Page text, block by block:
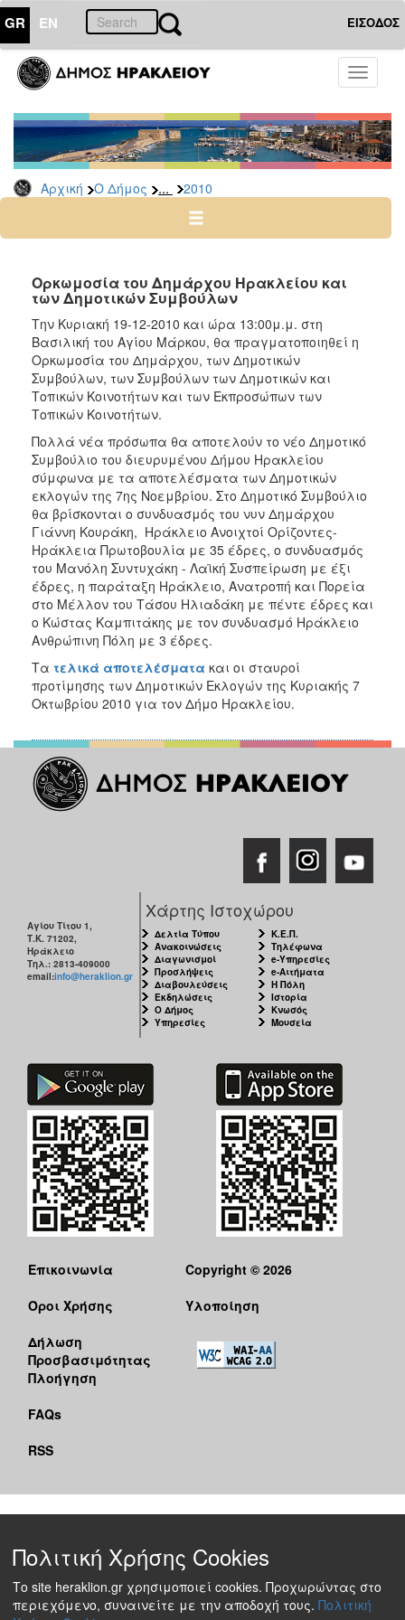
GR EN ΕΙΣΟΔΟΣ
Toggle
Αρχική Ο Δήμος ... 2010
ΔΗΜΟΣ
Δελτία
Τύπου
Αρχείο
2026
2024
2022
2021
2020
2019
2018
2017
2016
2015
2013
2012
2011
2010
2006
ΜΑΣ
ΠΟΛΙΤΙΣΜΟΣ
Ορκωμοσία του Δημάρχου Ηρακλείου και
των Δημοτικών Συμβούλων
Tην Κυριακή 19-12-2010 και ώρα 13:00μ.μ. στη
Βασιλική του Αγίου Μάρκου, θα πραγματοποιηθεί η
Ορκωμοσία του Δημάρχου, των Δημοτικών
Συμβούλων, των Συμβούλων των Δημοτικών και
Τοπικών Κοινοτήτων και των Εκπροσώπων των
Τοπικών Κοινοτήτων.
Πολλά νέα πρόσωπα θα αποτελούν το νέο Δημοτικό
Συμβούλιο του διευρυμένου Δήμου Ηρακλείου
σύμφωνα με τα αποτελέσματα των Δημοτικών
εκλογών της 7ης Νοεμβρίου. Στο Δημοτικό Συμβούλιο
θα βρίσκονται ο συνδυασμός του νυν Δημάρχου
Γιάννη Κουράκη, Ηράκλειο Ανοιχτοί Ορίζοντες-
Ηράκλεια Πρωτοβουλία με 35 έδρες, ο συνδυασμός
του Μανόλη Συντυχάκη - Λαϊκή Συσπείρωση με έξι
έδρες, η παράταξη Ηράκλειο, Ανατροπή και Πορεία
στο Μέλλον του Τάσου Ηλιαδάκη με πέντε έδρες και
ο Κώστας Καμπιτάκης με τον συνδυασμό Ηράκλειο
Ανθρώπινη Πόλη με 3 έδρες.
Τα τελικά αποτελέσματα και οι σταυροί
προτίμησης των Δημοτικών Εκλογών της Κυριακής 7
Οκτωβρίου 2010 για τον Δήμο Ηρακλείου.
Αγίου Τίτου 1,
Τ.Κ. 71202,
Ηράκλειο
Τηλ.: 2813-409000
email:info@heraklion.gr
Χάρτης Ιστοχώρου
Δελτία Τύπου
Ανακοινώσεις
Διαγωνισμοί
Προσλήψεις
Διαβουλεύσεις
Εκδηλώσεις
Ο Δήμος
Υπηρεσίες
Κ.Ε.Π.
Τηλέφωνα
e-Υπηρεσίες
e-Αιτήματα
Η Πόλη
Ιστορία
Κνωσός
Μουσεία
Επικοινωνία
Όροι Χρήσης
Δήλωση
Προσβασιμότητας
Πλοήγηση
FAQs
RSS
Copyright © 2026
Υλοποίηση
Πολιτική Χρήσης Cookies
Το site heraklion.gr χρησιμοποιεί cookies. Προχωρώντας στο
περιεχόμενο, συναινείτε με την αποδοχή τους. Πολιτική